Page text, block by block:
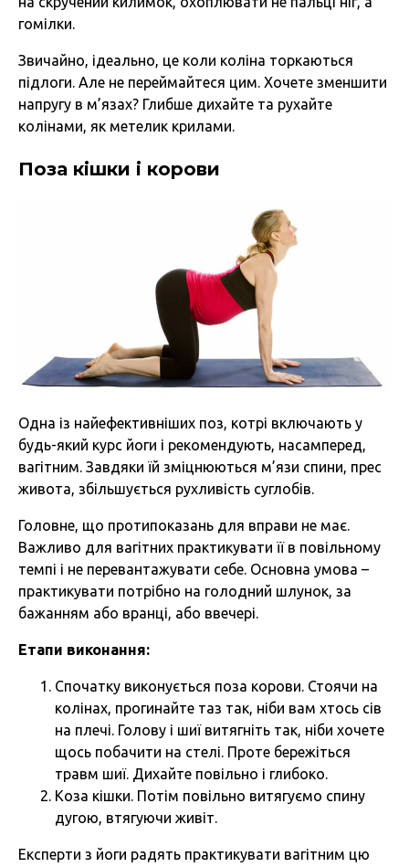
гомілки.
Звичайно, ідеально, це коли коліна торкаються
підлоги. Але не переймайтеся цим. Хочете зменшити
напругу в м’язах? Глибше дихайте та рухайте
колінами, як метелик крилами.
Поза кішки і корови
Одна із найефективніших поз, котрі включають у
будь-який курс йоги і рекомендують, насамперед,
вагітним. Завдяки їй зміцнюються м’язи спини, прес
живота, збільшується рухливість суглобів.
Головне, що протипоказань для вправи не має.
Важливо для вагітних практикувати її в повільному
темпі і не перевантажувати себе. Основна умова –
практикувати потрібно на голодний шлунок, за
бажанням або вранці, або ввечері.
Етапи виконання:
Спочатку виконується поза корови. Стоячи на
колінах, прогинайте таз так, ніби вам хтось сів
на плечі. Голову і шиї витягніть так, ніби хочете
щось побачити на стелі. Проте бережіться
травм шиї. Дихайте повільно і глибоко.
Коза кішки. Потім повільно витягуємо спину
дугою, втягуючи живіт.
Експерти з йоги радять практикувати вагітним цю